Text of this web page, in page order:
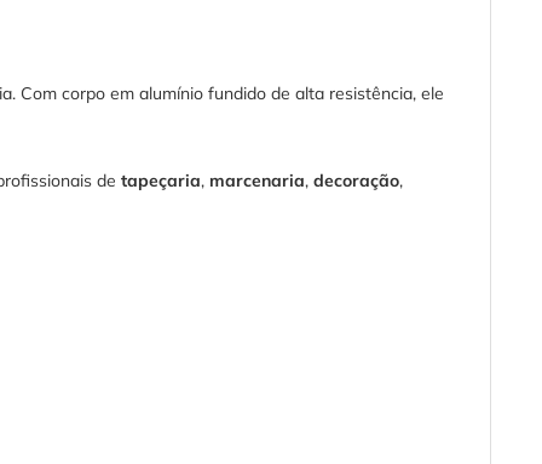
Com corpo em alumínio fundido de alta resistência, ele
de tapeçaria, marcenaria, decoração,